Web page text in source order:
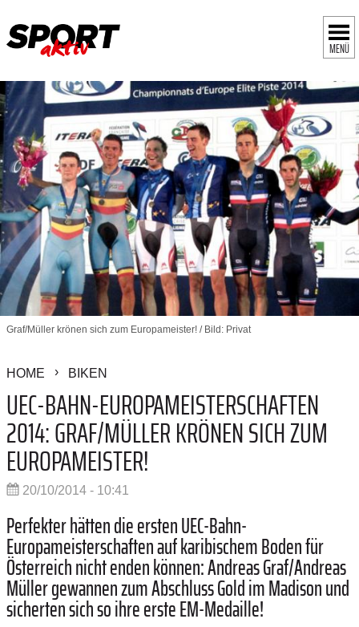
MENÜ
Graf/Müller krönen sich zum Europameister! / Bild: Privat
HOME BIKEN
UEC-BAHN-EUROPAMEISTERSCHAFTEN
2014: GRAF/MÜLLER KRÖNEN SICH ZUM
EUROPAMEISTER!
20/10/2014 - 10:41
Perfekter hätten die ersten UEC-Bahn-
Europameisterschaften auf karibischem Boden für
Österreich nicht enden können: Andreas Graf/Andreas
Müller gewannen zum Abschluss Gold im Madison und
sicherten sich so ihre erste EM-Medaille!